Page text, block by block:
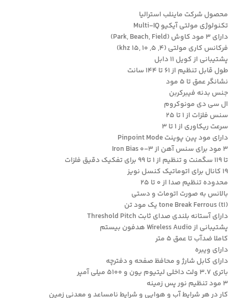
محصول شرکت ماینلب استرالیا
تکنولوژی مولتی آیکیو Multi-IQ
دارای 3 مود کاوش (Park, Beach, Field)
فرکانس کاری مولتی (4, 5, 10 ,15 khz)
پشتیبانی از کویل 11 دابل
طول قابل تنظیم از 61 تا 144 سانت
نشانگر عمق تا 5 مود
جنس بدنه فیبرکربن
ال سی دی مونوکروم
سنس فلزات از 1 تا 25
سرعت ریکاوری از 1 تا 3
دارای مود پین پوینت Pinpoint Mode
3 مود برای سنس آهن از Iron Bias 0-3
تا 119 سگمنت و تنظیم از 1 تا 99 برای تفکیک دقیق فلزات
19 کانال برای اتوماتیک کنسل نویز
محدوده تنظیم صدا از 0 تا 25
بالانس به صورت اتومات و دستی
tone Break Ferrous (t1) یک مود تن
دارای آستانه بلندی صدای ثابت Threshold Pitch
پشتیبانی از Wireless Audio هدفون بیستم
کاملا ضدآب تا عمق‌ 5 متر
دارای ویبره
دارای کابل شارژ و محافظ صفحه و دفترچه
باتری 3.7 ولت داخلی لیتیوم یون و 5100 میلی آمپر
3 مود تنظیم نور پس زمینه
کار در هر شرایط آب و هوایی و شرایط نامساعد و معدنی زمین